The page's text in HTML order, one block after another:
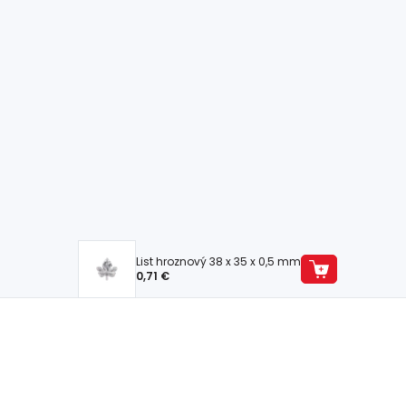
List hroznový 38 x 35 x 0,5 mm
0,71 €